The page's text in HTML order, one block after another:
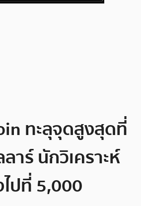
ทะลุจุดสูงสุดที่
าร์ นักวิเคราะห์
ปที่ 5,000